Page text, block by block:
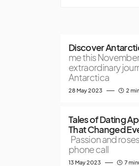
Discover
me this
extraordinary
Antarctica
28 May 2023 2
Tales of Dating
That Changed
Passion and
phone call
13 May 2023 7